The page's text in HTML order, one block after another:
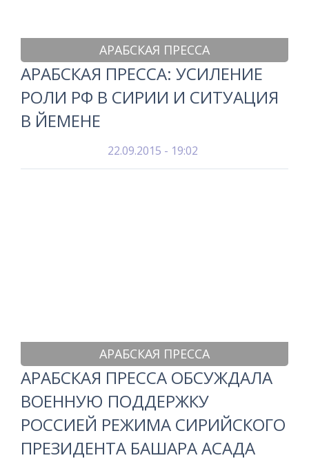
АРАБСКАЯ ПРЕССА
АРАБСКАЯ ПРЕССА: УСИЛЕНИЕ
РОЛИ РФ В СИРИИ И СИТУАЦИЯ
В ЙЕМЕНЕ
22.09.2015 - 19:02
АРАБСКАЯ ПРЕССА
АРАБСКАЯ ПРЕССА ОБСУЖДАЛА
ВОЕННУЮ ПОДДЕРЖКУ
РОССИЕЙ РЕЖИМА СИРИЙСКОГО
ПРЕЗИДЕНТА БАШАРА АСАДА